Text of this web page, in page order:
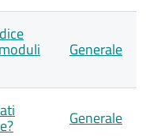
Generale
Generale